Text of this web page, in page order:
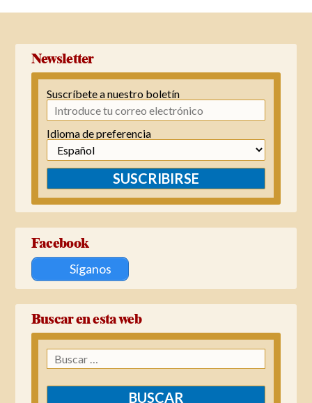
Newsletter
Suscríbete a nuestro boletín
Idioma de preferencia
SUSCRIBIRSE
Facebook
Síganos
Buscar en esta web
Buscar: